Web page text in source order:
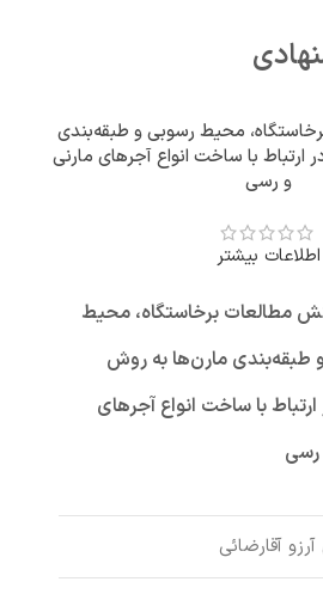
محیط رسوبی و طبقه‌بندی
با ساخت انواع آجرهای مارنی
و رسی
اطلاعات بیشتر
مطالعات برخاستگاه، محیط
طبقه‌بندی مارن‌ها به‌ روش
با ساخت انواع آجرهای
رسی
آقارضائی